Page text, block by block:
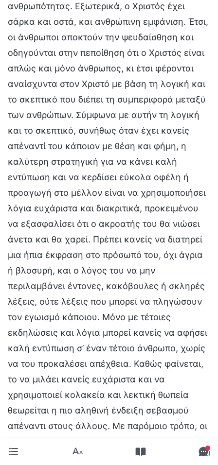
ανθρωπότητας. Εξωτερικά, ο Χριστός έχει
σάρκα και οστά, και ανθρώπινη εμφάνιση. Έτσι,
οι άνθρωποι αποκτούν την ψευδαίσθηση και
οδηγούνται στην πεποίθηση ότι ο Χριστός είναι
απλώς και μόνο άνθρωπος, κι έτσι φέρονται
αναίσχυντα στον Χριστό με βάση τη λογική και
το σκεπτικό που διέπει τη συμπεριφορά μεταξύ
των ανθρώπων. Σύμφωνα με αυτήν τη λογική
και το σκεπτικό, συνήθως όταν έχει κανείς
απέναντί του κάποιον με θέση και φήμη, η
καλύτερη στρατηγική για να κάνει καλή
εντύπωση και να κερδίσει εύκολα οφέλη ή
προαγωγή στο μέλλον είναι να χρησιμοποιήσει
λόγια ευχάριστα και διακριτικά, προκειμένου
να εξασφαλίσει ότι ο ακροατής του θα νιώσει
άνετα και θα χαρεί. Πρέπει κανείς να διατηρεί
μια ήπια έκφραση στο πρόσωπό του, όχι άγρια
ή βλοσυρή, και ο λόγος του να μην
περιλαμβάνει έντονες, κακόβουλες ή σκληρές
λέξεις, ούτε λέξεις που μπορεί να πληγώσουν
τον εγωισμό κάποιου. Μόνο με τέτοιες
εκδηλώσεις και λόγια μπορεί κανείς να αφήσει
καλή εντύπωση σ’ έναν τέτοιο άνθρωπο, χωρίς
να του προκαλέσει απέχθεια. Καθώς φαίνεται,
το να μιλάει κανείς ευχάριστα και να
χρησιμοποιεί κολακεία και λεκτική θωπεία
θεωρείται η πιο αληθινή ένδειξη σεβασμού
απέναντι στους άλλους. Με παρόμοιο τρόπο, οι
σεβασμό στον Χριστό και να διατηρήσουν